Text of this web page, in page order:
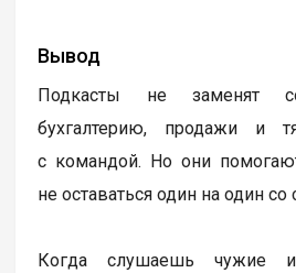
Вывод
Подкасты не заменят
бухгалтерию, продажи и
с командой. Но они
не оставаться один на один
Когда слушаешь чужие